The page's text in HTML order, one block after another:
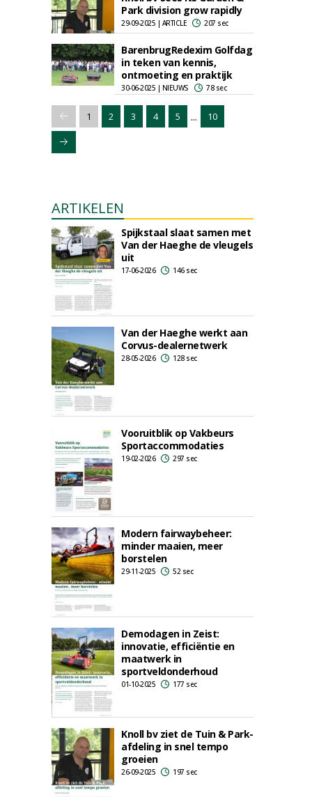
Park division grow rapidly
29-09-2025 | ARTICLE 207 sec
BarenbrugRedexim Golfdag
in teken van kennis,
ontmoeting en praktijk
30-06-2025 | NIEUWS 78 sec
1 2 3 4 5 ... 10
ARTIKELEN
Spijkstaal slaat samen met
Van der Haeghe de vleugels
uit
17-06-2026 146 sec
Van der Haeghe werkt aan
Corvus-dealernetwerk
28-05-2026 128 sec
Vooruitblik op Vakbeurs
Sportaccommodaties
19-02-2026 297 sec
Modern fairwaybeheer:
minder maaien, meer
borstelen
29-11-2025 52 sec
Demodagen in Zeist:
innovatie, efficiëntie en
maatwerk in
sportveldonderhoud
01-10-2025 177 sec
Knoll bv ziet de Tuin & Park-
afdeling in snel tempo
groeien
26-09-2025 197 sec